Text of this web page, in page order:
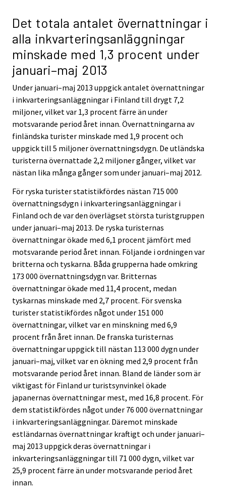
Det totala antalet övernattningar i
alla inkvarteringsanläggningar
minskade med 1,3 procent under
januari–maj 2013
Under januari–maj 2013 uppgick antalet övernattningar
i inkvarteringsanläggningar i Finland till drygt 7,2
miljoner, vilket var 1,3 procent färre än under
motsvarande period året innan. Övernattningarna av
finländska turister minskade med 1,9 procent och
uppgick till 5 miljoner övernattningsdygn. De utländska
turisterna övernattade 2,2 miljoner gånger, vilket var
nästan lika många gånger som under januari–maj 2012.
För ryska turister statistikfördes nästan 715 000
övernattningsdygn i inkvarteringsanläggningar i
Finland och de var den överlägset största turistgruppen
under januari–maj 2013. De ryska turisternas
övernattningar ökade med 6,1 procent jämfört med
motsvarande period året innan. Följande i ordningen var
britterna och tyskarna. Båda grupperna hade omkring
173 000 övernattningsdygn var. Britternas
övernattningar ökade med 11,4 procent, medan
tyskarnas minskade med 2,7 procent. För svenska
turister statistikfördes något under 151 000
övernattningar, vilket var en minskning med 6,9
procent från året innan. De franska turisternas
övernattningar uppgick till nästan 113 000 dygn under
januari–maj, vilket var en ökning med 2,9 procent från
motsvarande period året innan. Bland de länder som är
viktigast för Finland ur turistsynvinkel ökade
japanernas övernattningar mest, med 16,8 procent. För
dem statistikfördes något under 76 000 övernattningar
i inkvarteringsanläggningar. Däremot minskade
estländarnas övernattningar kraftigt och under januari–
maj 2013 uppgick deras övernattningar i
inkvarteringsanläggningar till 71 000 dygn, vilket var
25,9 procent färre än under motsvarande period året
innan.